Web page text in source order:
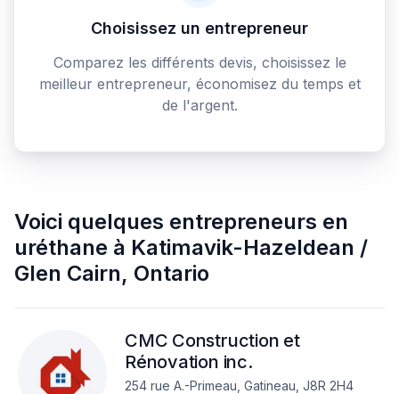
Choisissez un entrepreneur
Comparez les différents devis, choisissez le
meilleur entrepreneur, économisez du temps et
de l'argent.
Voici quelques entrepreneurs en
uréthane à Katimavik-Hazeldean /
Glen Cairn, Ontario
CMC Construction et
Rénovation inc.
254 rue A.-Primeau, Gatineau, J8R 2H4